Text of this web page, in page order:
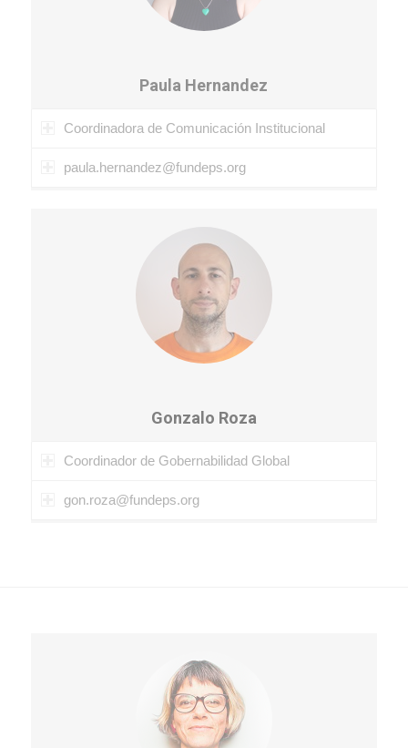
Paula Hernandez
Coordinadora de Comunicación Institucional
paula.hernandez@fundeps.org
Gonzalo Roza
Coordinador de Gobernabilidad Global
gon.roza@fundeps.org